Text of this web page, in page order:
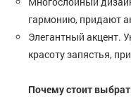
гармонию, придают
Элегантный акцент.
красоту запястья,
Почему стоит